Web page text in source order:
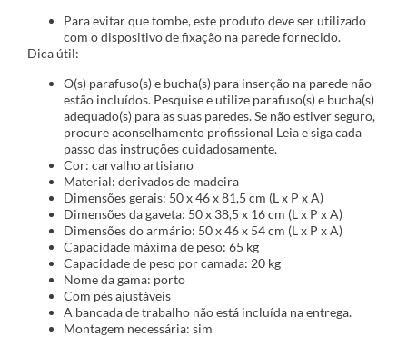
Para evitar que tombe, este produto deve ser utilizado
com o dispositivo de fixação na parede fornecido.
Dica útil:
O(s) parafuso(s) e bucha(s) para inserção na parede não
estão incluídos. Pesquise e utilize parafuso(s) e bucha(s)
adequado(s) para as suas paredes. Se não estiver seguro,
procure aconselhamento profissional Leia e siga cada
passo das instruções cuidadosamente.
Cor: carvalho artisiano
Material: derivados de madeira
Dimensões gerais: 50 x 46 x 81,5 cm (L x P x A)
Dimensões da gaveta: 50 x 38,5 x 16 cm (L x P x A)
Dimensões do armário: 50 x 46 x 54 cm (L x P x A)
Capacidade máxima de peso: 65 kg
Capacidade de peso por camada: 20 kg
Nome da gama: porto
Com pés ajustáveis
A bancada de trabalho não está incluída na entrega.
Montagem necessária: sim